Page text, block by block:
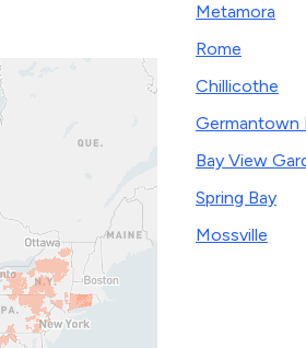
Metamora
Rome
Chillicothe
Germantown
Bay View
Spring Bay
Mossville